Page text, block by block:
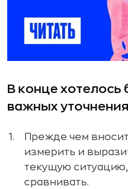
В конце хотелось
важных
Прежде чем
измерить и
текущую
сравнивать.